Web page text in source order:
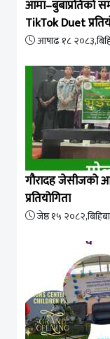
आमा–बुबाप्रतिको
TikTok Duet
आषाढ १८
गौरादह जेसीजको
प्रतियोगिता
जेष्ठ १५